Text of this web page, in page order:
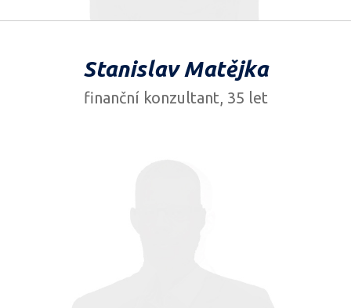
Stanislav Matějka
finanční konzultant, 35 let